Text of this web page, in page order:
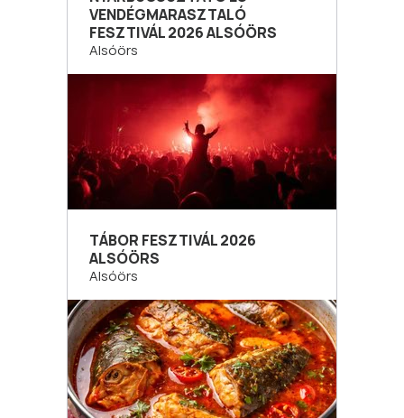
VENDÉGMARASZTALÓ
FESZTIVÁL 2026 ALSÓÖRS
Alsóörs
TÁBOR FESZTIVÁL 2026
ALSÓÖRS
Alsóörs